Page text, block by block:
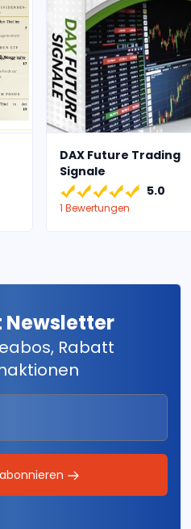
DAX Future Trading
Signale
5.0
1 Bewertungen
Newsletter
Rabatt